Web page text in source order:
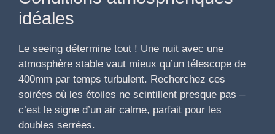
idéales
Le seeing détermine tout ! Une nuit avec une
atmosphère stable vaut mieux qu’un télescope de
400mm par temps turbulent. Recherchez ces
soirées où les étoiles ne scintillent presque pas –
c’est le signe d’un air calme, parfait pour les
doubles serrées.